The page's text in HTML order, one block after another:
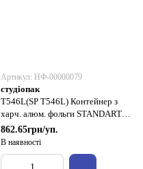
Артикул: НФ-00000079
студіопак
T546L(SP T546L) Контейнер з
харч. алюм. фольги STANDART
(100)
862.65грн/уп.
В наявності